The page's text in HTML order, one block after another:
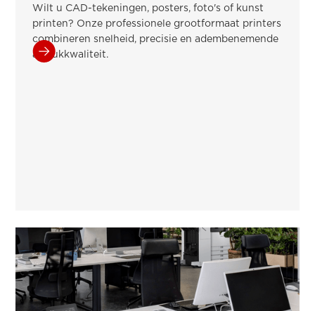
Wilt u CAD-tekeningen, posters, foto's of kunst
printen? Onze professionele grootformaat printers
combineren snelheid, precisie en adembenemende
afdrukkwaliteit.